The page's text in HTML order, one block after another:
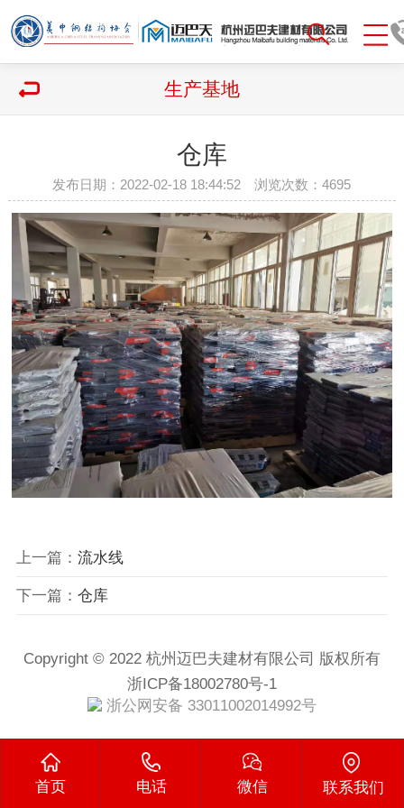
生产基地
仓库
发布日期：2022-02-18 18:44:52 浏览次数：4695
上一篇： 流水线
下一篇： 仓库
Copyright © 2022 杭州迈巴夫建材有限公司 版权所有
浙ICP备18002780号-1
浙公网安备 33011002014992号
首页 电话 微信 联系我们